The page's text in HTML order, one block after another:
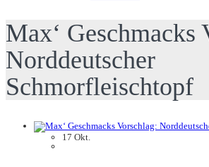
Max‘ Geschmacks
Norddeutscher
Schmorfleischtopf
17 Okt.